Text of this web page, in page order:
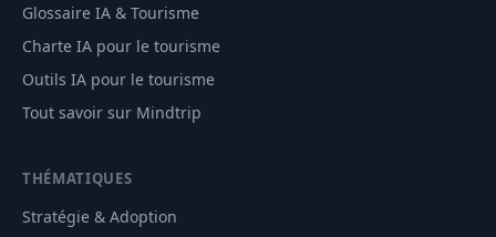
Glossaire IA & Tourisme
Charte IA pour le tourisme
Outils IA pour le tourisme
Tout savoir sur Mindtrip
THÉMATIQUES
Stratégie & Adoption